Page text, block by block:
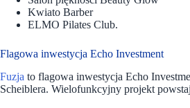
Kwiato Barber
ELMO Pilates Club.
Flagowa inwestycja Echo Investment
Fuzja to flagowa inwestycja Echo
Scheiblera. Wielofunkcyjny projekt